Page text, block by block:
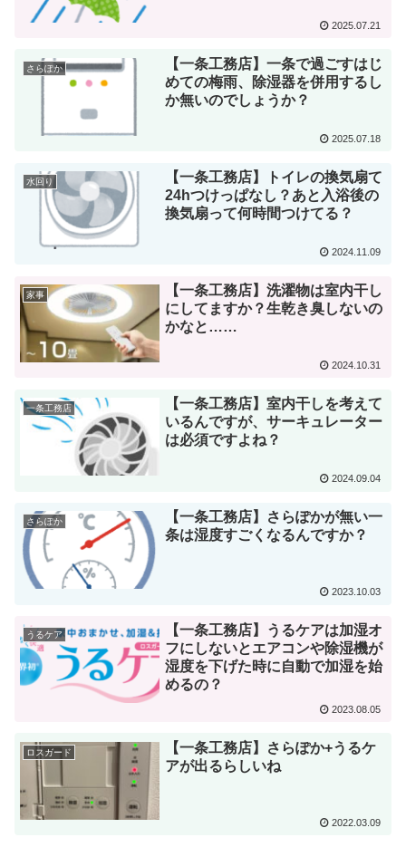
2025.07.21
さらぽか
【一条工務店】一条で過ごすはじ
めての梅雨、除湿器を併用するし
か無いのでしょうか？
2025.07.18
水回り
【一条工務店】トイレの換気扇て
24hつけっぱなし？あと入浴後の
換気扇って何時間つけてる？
2024.11.09
家事
【一条工務店】洗濯物は室内干し
にしてますか？生乾き臭しないの
かなと……
2024.10.31
一条工務店
【一条工務店】室内干しを考えて
いるんですが、サーキュレーター
は必須ですよね？
2024.09.04
さらぽか
【一条工務店】さらぽかが無い一
条は湿度すごくなるんですか？
2023.10.03
うるケア
【一条工務店】うるケアは加湿オ
フにしないとエアコンや除湿機が
湿度を下げた時に自動で加湿を始
めるの？
2023.08.05
ロスガード
【一条工務店】さらぽか+うるケ
アが出るらしいね
2022.03.09